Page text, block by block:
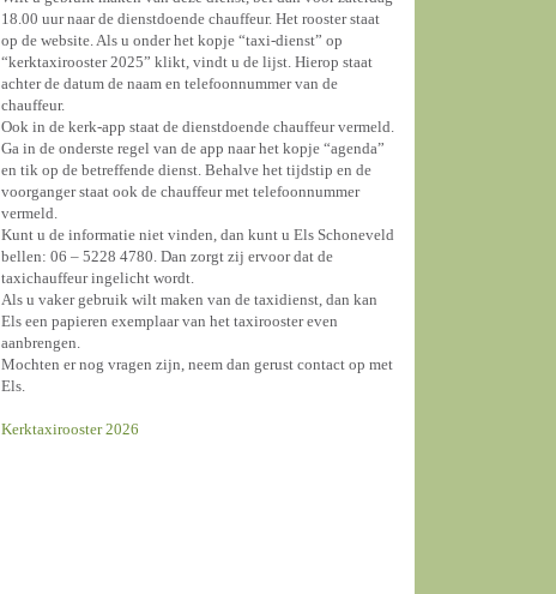
18.00 uur naar de dienstdoende chauffeur. Het rooster staat
op de website. Als u onder het kopje “taxi-dienst” op
“kerktaxirooster 2025” klikt, vindt u de lijst. Hierop staat
achter de datum de naam en telefoonnummer van de
chauffeur.
Ook in de kerk-app staat de dienstdoende chauffeur vermeld.
Ga in de onderste regel van de app naar het kopje “agenda”
en tik op de betreffende dienst. Behalve het tijdstip en de
voorganger staat ook de chauffeur met telefoonnummer
vermeld.
Kunt u de informatie niet vinden, dan kunt u Els Schoneveld
bellen: 06 – 5228 4780. Dan zorgt zij ervoor dat de
taxichauffeur ingelicht wordt.
Als u vaker gebruik wilt maken van de taxidienst, dan kan
Els een papieren exemplaar van het taxirooster even
aanbrengen.
Mochten er nog vragen zijn, neem dan gerust contact op met
Els.
Kerktaxirooster 2026